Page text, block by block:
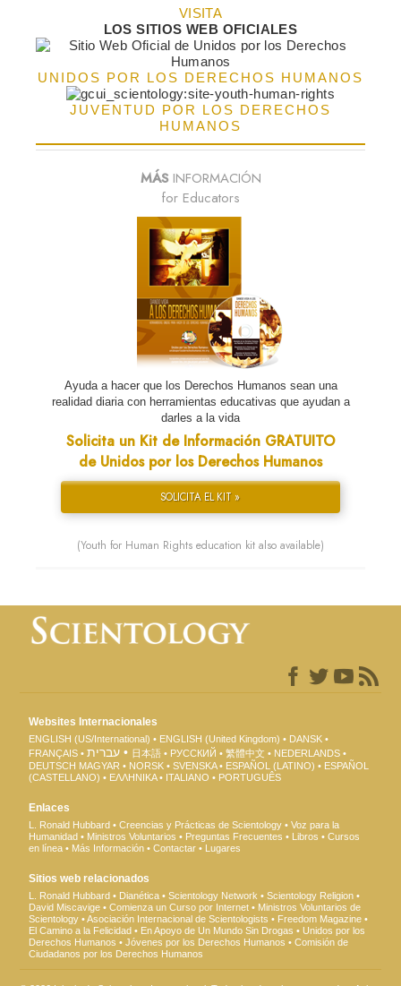
VISITA
LOS SITIOS WEB OFICIALES
UNIDOS POR LOS DERECHOS HUMANOS
JUVENTUD POR LOS DERECHOS
HUMANOS
MÁSINFORMACIÓN
for Educators
Ayuda a hacer que los Derechos Humanos sean una
realidad diaria con herramientas educativas que ayudan a
darles a la vida
Solicita un Kit de Información GRATUITO
de Unidos por los Derechos Humanos
SOLICITA EL KIT »
(Youth for Human Rights education kit also available)
Websites Internacionales
ENGLISH (US/International) ENGLISH (United Kingdom)
DANSK
FRANÇAIS
עברית 日本語 РУССКИЙ 繁體中文
NEDERLANDS
DEUTSCH MAGYAR NORSK SVENSKA ESPAÑOL (LATINO)
ESPAÑOL
(CASTELLANO)
ΕΛΛΗΝΙΚA ITALIANO PORTUGUÊS
Enlaces
L. Ronald Hubbard Creencias y Prácticas de Scientology
Voz para la
Humanidad
Ministros Voluntarios Preguntas Frecuentes Libros
Cursos
en línea
Más Información Contactar Lugares
Sitios web relacionados
L. Ronald Hubbard Dianética Scientology Network
Scientology Religion
David Miscavige
Comienza un Curso por Internet
Ministros Voluntarios de
Scientology
Asociación Internacional de Scientologists
Freedom Magazine
El Camino a la Felicidad
En Apoyo de Un Mundo Sin Drogas
Unidos por los
Derechos Humanos
Jóvenes por los Derechos Humanos
Comisión de
Ciudadanos por los Derechos Humanos